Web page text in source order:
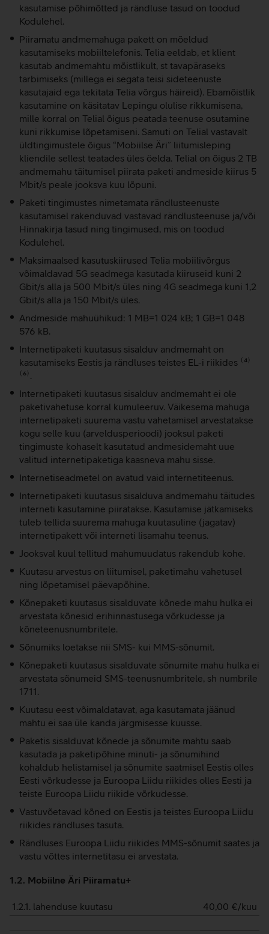
kasutamise põhimõtted ja rändluse tasud on toodud
Kodulehel.
Piiramatu andmemahuga pakett on mõeldud
kasutamiseks mobiiltelefonis. Telia eeldab, et klient
kasutab andmemahtu mõistlikult, st tavapäraseks
tarbimiseks (millega ei segata teisi sideteenuste
kasutajaid ega tekitata Telia võrgus häireid). Ebamõistlik
kasutamine on käsitatav Lepingu olulise rikkumisena,
mille korral on Telial õigus peatada teenuse osutamine
kuni rikkumise lõpetamiseni. Samuti on Telial vastavalt
üldtingimustele õigus “Mobiilse Äri” liitumisleping
kliendile sellest teatades üles öelda. Telial on õigus 2 TB
andmemahu täitumisel piirata paketi andmeside kiirus 5
Mbit/s peale jooksva kuu lõpuni.
Paketi tingimustes nimetamata rändlusteenuste
kasutamisel rakenduvad vastavad rändlusteenuse ja/või
Hinnakirja tasud ning tingimused, mis on toodud
Kodulehel.
Maksimaalsed kasutuskiirused Telia mobiilivõrgus
võimaldavad 5G seadmega kasutada kiiruseid kuni 2
Gbit/s alla ja 500 Mbit/s üles ning 4G seadmega kuni 1,2
Gbit/s alla ja 150 Mbit/s üles.
Andmeside mahuühikud: 1 MB=1 024 kB; 1 GB=1 048
576 kB.
Internetipaketi kuutasus sisalduv andmemaht on
kasutamiseks Eestis ja rändluses teistes EL-i riikides ⁽⁴⁾
⁽⁶⁾.
Internetipaketi kuutasus sisalduv andmemaht ei ole
paketivahetuse korral kumuleeruv. Väikesema mahuga
internetipaketi suurema vastu vahetamisel arvestatakse
kogu selle kuu (arveldusperioodi) jooksul paketi
tingimuste kohaselt kasutatud andmesidemaht uue
valitud internetipaketiga kaasneva mahu sisse.
Internetiseadmetel on avatud vaid internetiteenus.
Internetipaketi kuutasus sisalduva andmemahu täitudes
interneti kasutamine piiratakse. Kasutamise jätkamiseks
tuleb tellida suurema mahuga kuutasuline (jagatav)
internetipakett või interneti lisamahu teenus.
Jooksval kuul tellitud mahumuudatus rakendub kohe.
Kuutasu arvestus on liitumisel, paketimahu vahetusel
ning lõpetamisel päevapõhine.
Kõnepaketi kuutasus sisalduvate kõnede mahu hulka ei
arvestata kõnesid erihinnastusega võrkudesse ja
kõneteenusnumbritele.
Sõnumiks loetakse nii SMS- kui MMS-sõnumit.
Kõnepaketi kuutasus sisalduvate sõnumite mahu hulka ei
arvestata sõnumeid SMS-teenusnumbritele, sh numbrile
1711.
Kuutasu eest võimaldatavat, aga kasutamata jäänud
mahtu ei saa üle kanda järgmisesse kuusse.
Paketis sisalduvat kõnede ja sõnumite mahtu saab
kasutada ja paketipõhine minuti- ja sõnumihind
kohaldub helistamisel ja sõnumite saatmisel Eestis olles
Eesti võrkudesse ja Euroopa Liidu riikides olles Eesti ja
teiste Euroopa Liidu riikide võrkudesse.
Vastuvõetavad kõned on Eestis ja teistes Euroopa Liidu
riikides rändluses tasuta.
Rändluses Euroopa Liidu riikides MMS-sõnumit saates ja
vastu võttes internetitasu ei arvestata.
1.2. Mobiilne Äri Piiramatu+
1.2.1. lahenduse kuutasu 40,00 €/kuu